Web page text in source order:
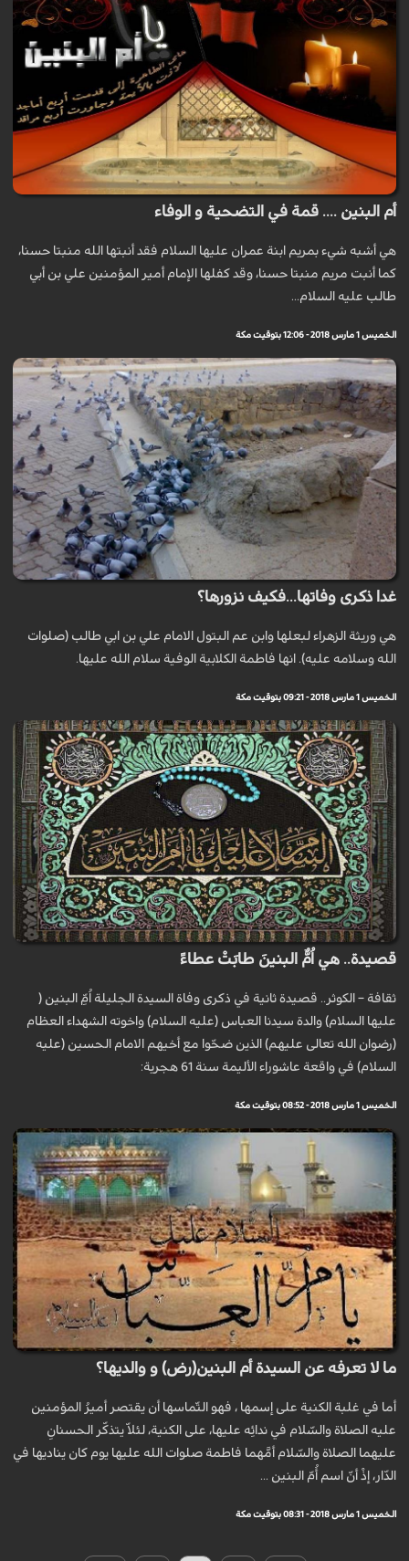
أم البنين .... قمة في التضحية و الوفاء
هي أشبه شيء بمريم ابنة عمران عليها السلام فقد أنبتها الله منبتا حسنا،
كما أنبت مريم منبتا حسنا، وقد كفلها الإمام أمير المؤمنين علي بن أبي
طالب عليه السلام...
الخميس 1 مارس 2018 - 12:06 بتوقيت مكة
غدا ذكرى وفاتها...فكيف نزورها؟
هي وريثة الزهراء لبعلها وابن عم البتول الامام علي بن ابي طالب (صلوات
الله وسلامه عليه). انها فاطمة الكلابية الوفية سلام الله عليها.
الخميس 1 مارس 2018 - 09:21 بتوقيت مكة
قصيدة.. هي اُمُّ البنينَ طابَتْ عطاءً
ثقافة – الكوثر.. قصيدة ثانية في ذكرى وفاة السيدة الجليلة اُمِّ البنين (
عليها السلام) والدة سيدنا العباس (عليه السلام) واخوته الشهداء العظام
(رضوان الله تعالى عليهم) الذين ضحّوا مع أخيهم الامام الحسين (عليه
السلام) في واقعة عاشوراء الأليمة سنة 61 هجرية:
الخميس 1 مارس 2018 - 08:52 بتوقيت مكة
ما لا تعرفه عن السيدة أم البنين(رض) و والديها؟
أما في غلبة الكنية على إسمها ، فهو التّماسها أن يقتصر أميرُ المؤمنين
عليه الصّلاة والسّلام في ندائِه عليها، على الكنية، لئلاّ يتذكّر الحسنانِ
عليهما الصّلاة والسّلام أمَّهما فاطمة صلوات الله عليها يوم كان يناديها في
الدّار، إذْ أنّ اسم أُمّ البنین ...
الخميس 1 مارس 2018 - 08:31 بتوقيت مكة